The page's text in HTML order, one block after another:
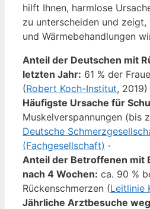
hilft Ihnen, harmlose
zu unterscheiden und
und Wärmebehandlungen
Anteil der Deutschen mit
letzten Jahr: 61 % der
(Robert Koch-Institut, 2019)
Häufigste Ursache für
Muskelverspannungen (bis
Deutsche
(Fachgesellschaft) ·
Anteil der Betroffenen mit
nach 4 Wochen: ca. 90 %
Rückenschmerzen (Leitlinie
Jährliche Arztbesuche